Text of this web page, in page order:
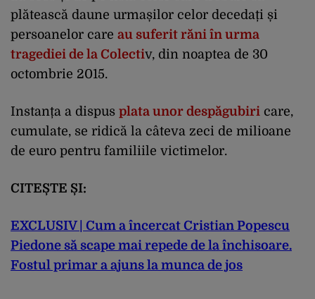
plătească daune urmașilor celor decedați și
persoanelor care au suferit răni în urma
tragediei de la Colectiv, din noaptea de 30
octombrie 2015.
Instanța a dispus plata unor despăgubiri care,
cumulate, se ridică la câteva zeci de milioane
de euro pentru familiile victimelor.
CITEȘTE ȘI:
EXCLUSIV | Cum a încercat Cristian Popescu
Piedone să scape mai repede de la închisoare.
Fostul primar a ajuns la munca de jos